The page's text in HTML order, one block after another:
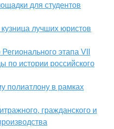
для студентов
лучших юристов
этапа VII
по истории российского
полиатлону в рамках
гражданского и